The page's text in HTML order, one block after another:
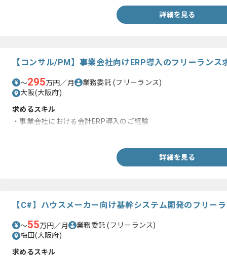
詳細を見る
【コンサル/PM】事業会社向けERP導入のフリーランス
〜295万円／月 業務委託(フリーランス)
大阪(大阪府)
求めるスキル
・事業会社における会計ERP導入のご経験
詳細を見る
【C#】ハウスメーカー向け基幹システム開発のフリー
〜55万円／月 業務委託(フリーランス)
梅田(大阪府)
求めるスキル